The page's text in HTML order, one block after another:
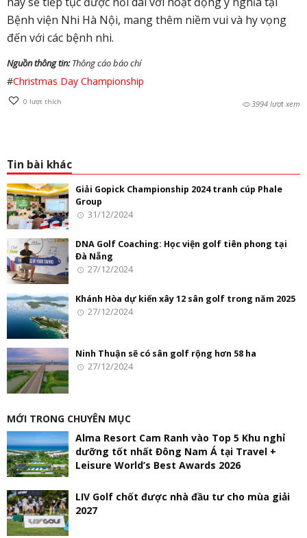
Bệnh viện Nhi Hà Nội, mang thêm niềm vui và hy vọng
đến với các bệnh nhi.
Nguồn thông tin:Thông cáo báo chí
#Christmas Day Championship
0 lượt thích 3994 lượt xem
Tin bài khác
Giải Gopick Championship 2024 tranh cúp Phale
Group
31/12/2024
DNA Golf Coaching: Học viện golf tiên phong tại
Đà Nẵng
27/12/2024
Khánh Hòa dự kiến xây 12 sân golf trong năm 2025
27/12/2024
Ninh Thuận sẽ có sân golf rộng hơn 58 ha
27/12/2024
MỚI TRONG CHUYÊN MỤC
Alma Resort Cam Ranh vào Top 5 Khu nghỉ
dưỡng tốt nhất Đông Nam Á tại Travel +
Leisure World’s Best Awards 2026
LIV Golf chốt được nhà đầu tư cho mùa giải
2027